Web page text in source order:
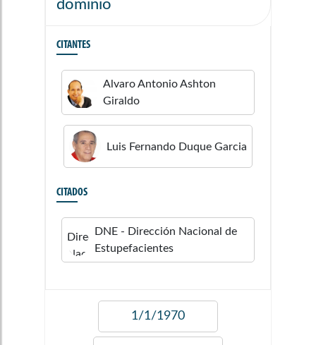
dominio
CITANTES
Alvaro AntonioAshton
Giraldo
Luis Fernando Duque Garcia
CITADOS
DNE - Dirección Nacional de
Estupefacientes
1/1/1970